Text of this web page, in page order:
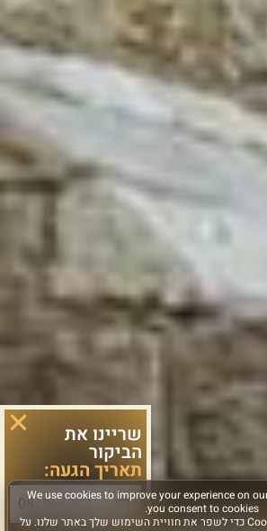
שריינו את
הביקור
תאריך הגעה: